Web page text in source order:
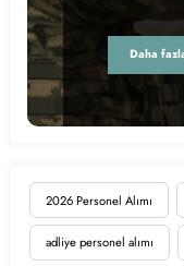
2026 Personel Alımı
adliye personel alımı
Daha